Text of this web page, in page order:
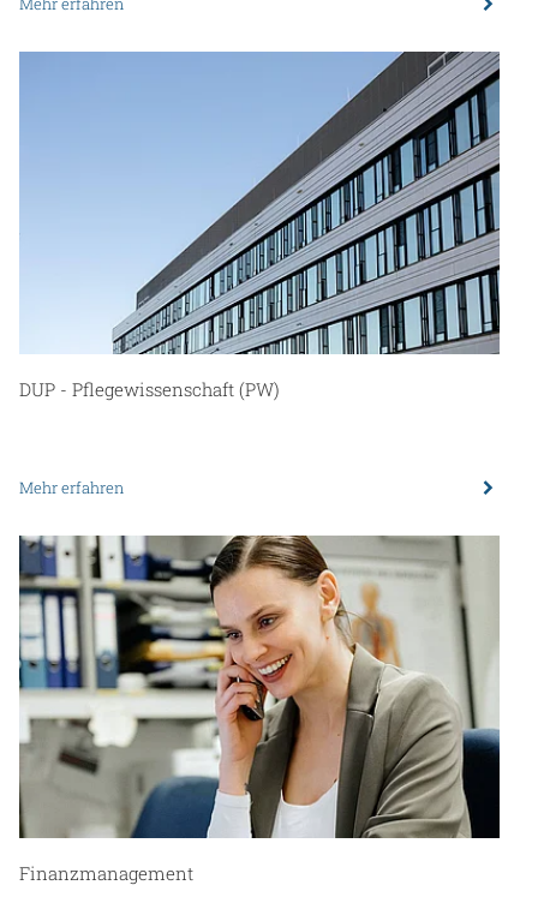
DUP - Pflegewissenschaft (PW)
Mehr erfahren
Finanzmanagement